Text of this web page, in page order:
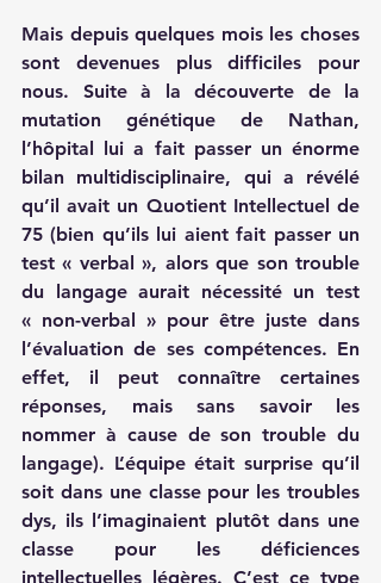
Mais depuis quelques mois les choses
sont devenues plus difficiles pour
nous. Suite à la découverte de la
mutation génétique de Nathan,
l’hôpital lui a fait passer un énorme
bilan multidisciplinaire, qui a révélé
qu’il avait un Quotient Intellectuel de
75 (bien qu’ils lui aient fait passer un
test « verbal », alors que son trouble
du langage aurait nécessité un test
« non-verbal » pour être juste dans
l’évaluation de ses compétences. En
effet, il peut connaître certaines
réponses, mais sans savoir les
nommer à cause de son trouble du
langage). L’équipe était surprise qu’il
soit dans une classe pour les troubles
dys, ils l’imaginaient plutôt dans une
classe pour les déficiences
intellectuelles légères. C’est ce type